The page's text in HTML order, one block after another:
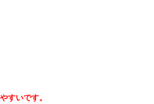
すいです。